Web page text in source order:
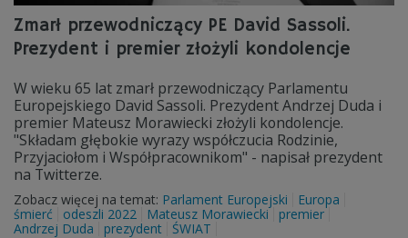
Zmarł przewodniczący PE David Sassoli.
Prezydent i premier złożyli kondolencje
W wieku 65 lat zmarł przewodniczący Parlamentu
Europejskiego David Sassoli. Prezydent Andrzej Duda i
premier Mateusz Morawiecki złożyli kondolencje.
"Składam głębokie wyrazy współczucia Rodzinie,
Przyjaciołom i Współpracownikom" - napisał prezydent
na Twitterze.
Zobacz więcej na temat: Parlament Europejski
Europa
śmierć
odeszli 2022 Mateusz Morawiecki
premier
Andrzej Duda
prezydent ŚWIAT